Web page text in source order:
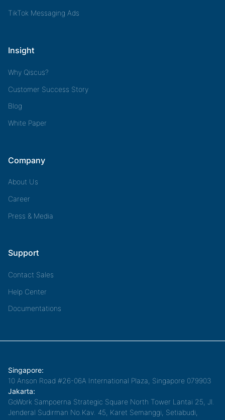
TikTok Messaging Ads
Insight
Why Qiscus?
Customer Success Story
Blog
White Paper
Company
About Us
Career
Press & Media
Support
Contact Sales
Help Center
Documentations
Singapore:
10 Anson Road #26-06A International Plaza, Singapore 079903
Jakarta:
GoWork Sampoerna Strategic Square North Tower Lantai 25, Jl.
Jenderal Sudirman No.Kav. 45, Karet Semanggi, Setiabudi,